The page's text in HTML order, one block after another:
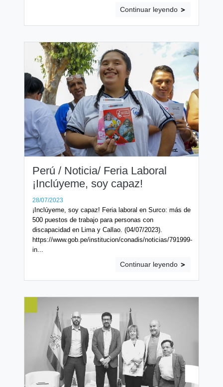
Continuar leyendo
Perú / Noticia/ Feria Laboral
¡Inclúyeme, soy capaz!
28/07/2023
¡Inclúyeme, soy capaz! Feria laboral en Surco: más de
500 puestos de trabajo para personas con
discapacidad en Lima y Callao. (04/07/2023).
https://www.gob.pe/institucion/conadis/noticias/791999-
in...
Continuar leyendo